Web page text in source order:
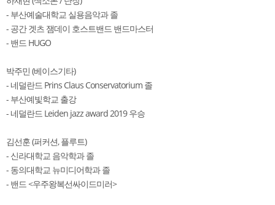
- 부산예술대학교 실용음악과 졸
- 공간 겟츠 잼데이 호스트밴드 밴드마스터
- 밴드 HUGO
박주민 (베이스기타)
- 네덜란드 Prins Claus Conservatorium 졸
- 부산예빛학교 출강
- 네덜란드 Leiden jazz award 2019 우승
김선훈 (퍼커션, 플루트)
- 신라대학교 음악학과 졸
- 동의대학교 뉴미디어학과 졸
- 밴드 <우주왕복선싸이드미러>